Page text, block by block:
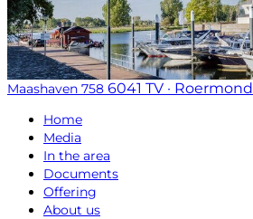
Maashaven 758 6041 TV · Roermond
Home
Media
In the area
Documents
Offering
About us